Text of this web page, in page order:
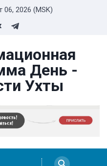
06, 2026 (MSK)
День -
Ухты